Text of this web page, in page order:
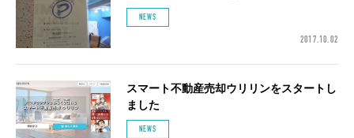
NEWS
2017.10.02
スマート不動産売却ウリリンをスタートし
ました
NEWS